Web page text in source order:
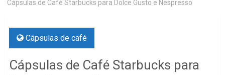
Cápsulas de Café Starbucks para Dolce Gusto e Nespresso
Cápsulas de café
Cápsulas de Café Starbucks para